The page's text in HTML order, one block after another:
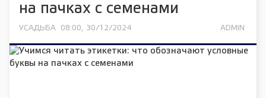
на пачках с семенами
УСАДЬБА 08:00, 30/12/2024 ADMIN